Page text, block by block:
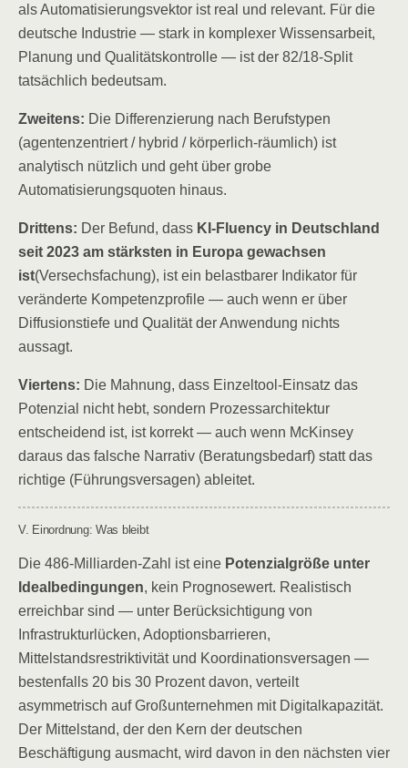
als Automatisierungsvektor ist real und relevant. Für die
deutsche Industrie — stark in komplexer Wissensarbeit,
Planung und Qualitätskontrolle — ist der 82/18-Split
tatsächlich bedeutsam.
Zweitens: Die Differenzierung nach Berufstypen
(agentenzentriert / hybrid / körperlich-räumlich) ist
analytisch nützlich und geht über grobe
Automatisierungsquoten hinaus.
Drittens: Der Befund, dass KI-Fluency in Deutschland
seit 2023 am stärksten in Europa gewachsen
ist(Versechsfachung), ist ein belastbarer Indikator für
veränderte Kompetenzprofile — auch wenn er über
Diffusionstiefe und Qualität der Anwendung nichts
aussagt.
Viertens: Die Mahnung, dass Einzeltool-Einsatz das
Potenzial nicht hebt, sondern Prozessarchitektur
entscheidend ist, ist korrekt — auch wenn McKinsey
daraus das falsche Narrativ (Beratungsbedarf) statt das
richtige (Führungsversagen) ableitet.
V. Einordnung: Was bleibt
Die 486-Milliarden-Zahl ist eine Potenzialgröße unter
Idealbedingungen, kein Prognosewert. Realistisch
erreichbar sind — unter Berücksichtigung von
Infrastrukturlücken, Adoptionsbarrieren,
Mittelstandsrestriktivität und Koordinationsversagen —
bestenfalls 20 bis 30 Prozent davon, verteilt
asymmetrisch auf Großunternehmen mit Digitalkapazität.
Der Mittelstand, der den Kern der deutschen
Beschäftigung ausmacht, wird davon in den nächsten vier